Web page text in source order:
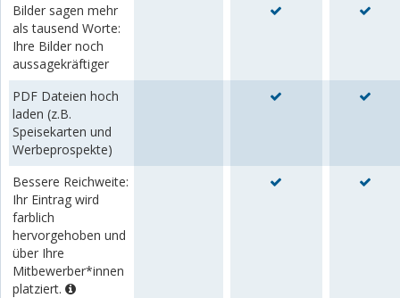
Bilder sagen mehr
als tausend Worte:
Ihre Bilder noch
aussagekräftiger
PDF Dateien hoch
laden (z.B.
Speisekarten und
Werbeprospekte)
Bessere Reichweite:
Ihr Eintrag wird
farblich
hervorgehoben und
über Ihre
Mitbewerber*innen
platziert.